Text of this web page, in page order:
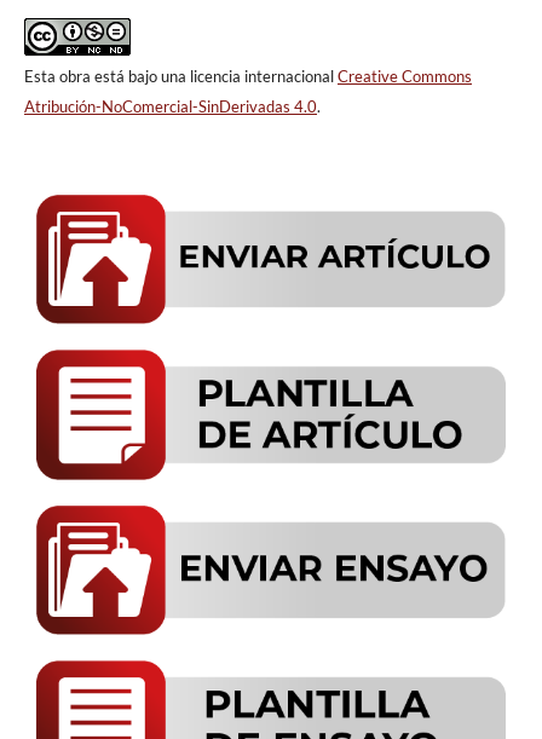
Esta obra está bajo una licencia internacionalCreative Commons
Atribución-NoComercial-SinDerivadas 4.0.